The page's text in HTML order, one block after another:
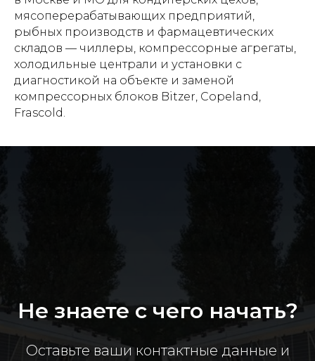
мясоперерабатывающих предприятий,
рыбных производств и фармацевтических
складов — чиллеры, компрессорные агрегаты,
холодильные централи и установки с
диагностикой на объекте и заменой
компрессорных блоков Bitzer, Copeland,
Frascold.
Не знаете с чего начать?
Оставьте ваши контактные данные и